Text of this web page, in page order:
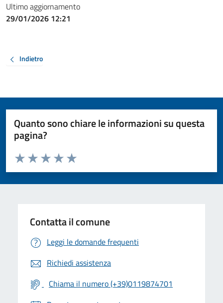
Ultimo aggiornamento
29/01/2026 12:21
Indietro
Quanto sono chiare le informazioni su questa
pagina?
Valuta da 1 a 5 stelle la pagina
Valuta 5 stelle su 5
Valuta 4 stelle su 5
Valuta 3 stelle su 5
Valuta 2 stelle su 5
Valuta 1 stelle su 5
Contatta il comune
Leggi le domande frequenti
Richiedi assistenza
Chiama il numero (+39)0119874701